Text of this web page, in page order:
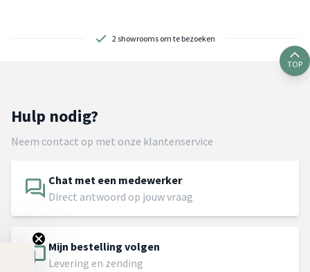
2 showrooms om te bezoeken
TOP
Hulp nodig?
Neem contact op met onze klantenservice
Chat met een medewerker
Direct antwoord op jouw vraag
Mijn bestelling volgen
Levering en zending